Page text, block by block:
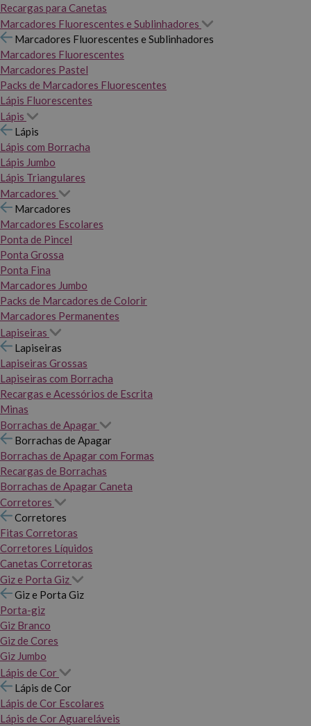
Recargas para Canetas
Marcadores Fluorescentes e Sublinhadores
Marcadores Fluorescentes e Sublinhadores
Marcadores Fluorescentes
Marcadores Pastel
Packs de Marcadores Fluorescentes
Lápis Fluorescentes
Lápis
Lápis
Lápis com Borracha
Lápis Jumbo
Lápis Triangulares
Marcadores
Marcadores
Marcadores Escolares
Ponta de Pincel
Ponta Grossa
Ponta Fina
Marcadores Jumbo
Packs de Marcadores de Colorir
Marcadores Permanentes
Lapiseiras
Lapiseiras
Lapiseiras Grossas
Lapiseiras com Borracha
Recargas e Acessórios de Escrita
Minas
Borrachas de Apagar
Borrachas de Apagar
Borrachas de Apagar com Formas
Recargas de Borrachas
Borrachas de Apagar Caneta
Corretores
Corretores
Fitas Corretoras
Corretores Líquidos
Canetas Corretoras
Giz e Porta Giz
Giz e Porta Giz
Porta-giz
Giz Branco
Giz de Cores
Giz Jumbo
Lápis de Cor
Lápis de Cor
Lápis de Cor Escolares
Lápis de Cor Aguareláveis